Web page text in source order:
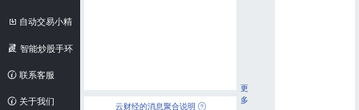
自动交易小精
灵 智能炒股手环
联系客服
关于我们
云财经的消息聚合说明
更
多